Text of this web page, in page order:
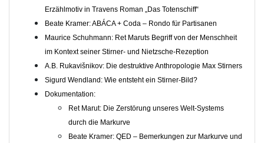
Erzählmotiv in Travens Roman „Das Totenschiff“
Beate Kramer: ABÁCA + Coda – Rondo für Partisanen
Maurice Schuhmann: Ret Maruts Begriff von der Menschheit
im Kontext seiner Stirner- und Nietzsche-Rezeption
A.B. Rukavišnikov: Die destruktive Anthropologie Max Stirners
Sigurd Wendland: Wie entsteht ein Stirner-Bild?
Dokumentation:
Ret Marut: Die Zerstörung unseres Welt-Systems
durch die Markurve
Beate Kramer: QED – Bemerkungen zur Markurve und